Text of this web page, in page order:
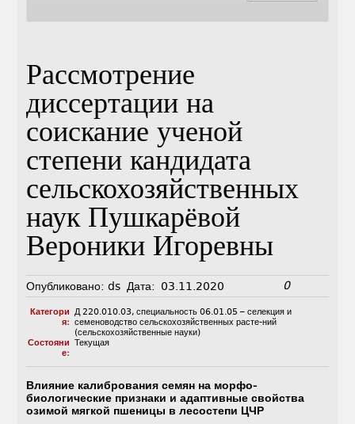
Рассмотрение
диссертации на
соискание ученой
степени кандидата
сельскохозяйственных
наук Пушкарёвой
Вероники Игоревны
Опубликовано: ds Дата: 03.11.2020 0
Категори
я:
Д 220.010.03, специальность 06.01.05 – селекция и
семеноводство сельскохозяйственных расте-ний
(сельскохозяйственные науки)
Состояни
е:
Текущая
Влияние калибрования семян на морфо-
биологические признаки и адаптивные свойства
озимой мягкой пшеницы в лесостепи ЦЧР